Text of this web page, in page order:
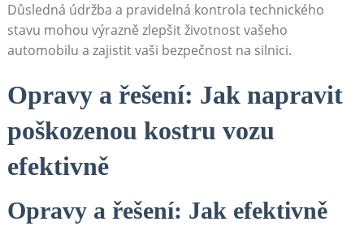
Důsledná údržba a pravidelná kontrola technického
stavu mohou výrazně zlepšit životnost vašeho
automobilu a zajistit ‍vaši bezpečnost na silnici.
Opravy a řešení: Jak napravit
poškozenou kostru vozu
efektivně
Opravy a řešení: Jak efektivně